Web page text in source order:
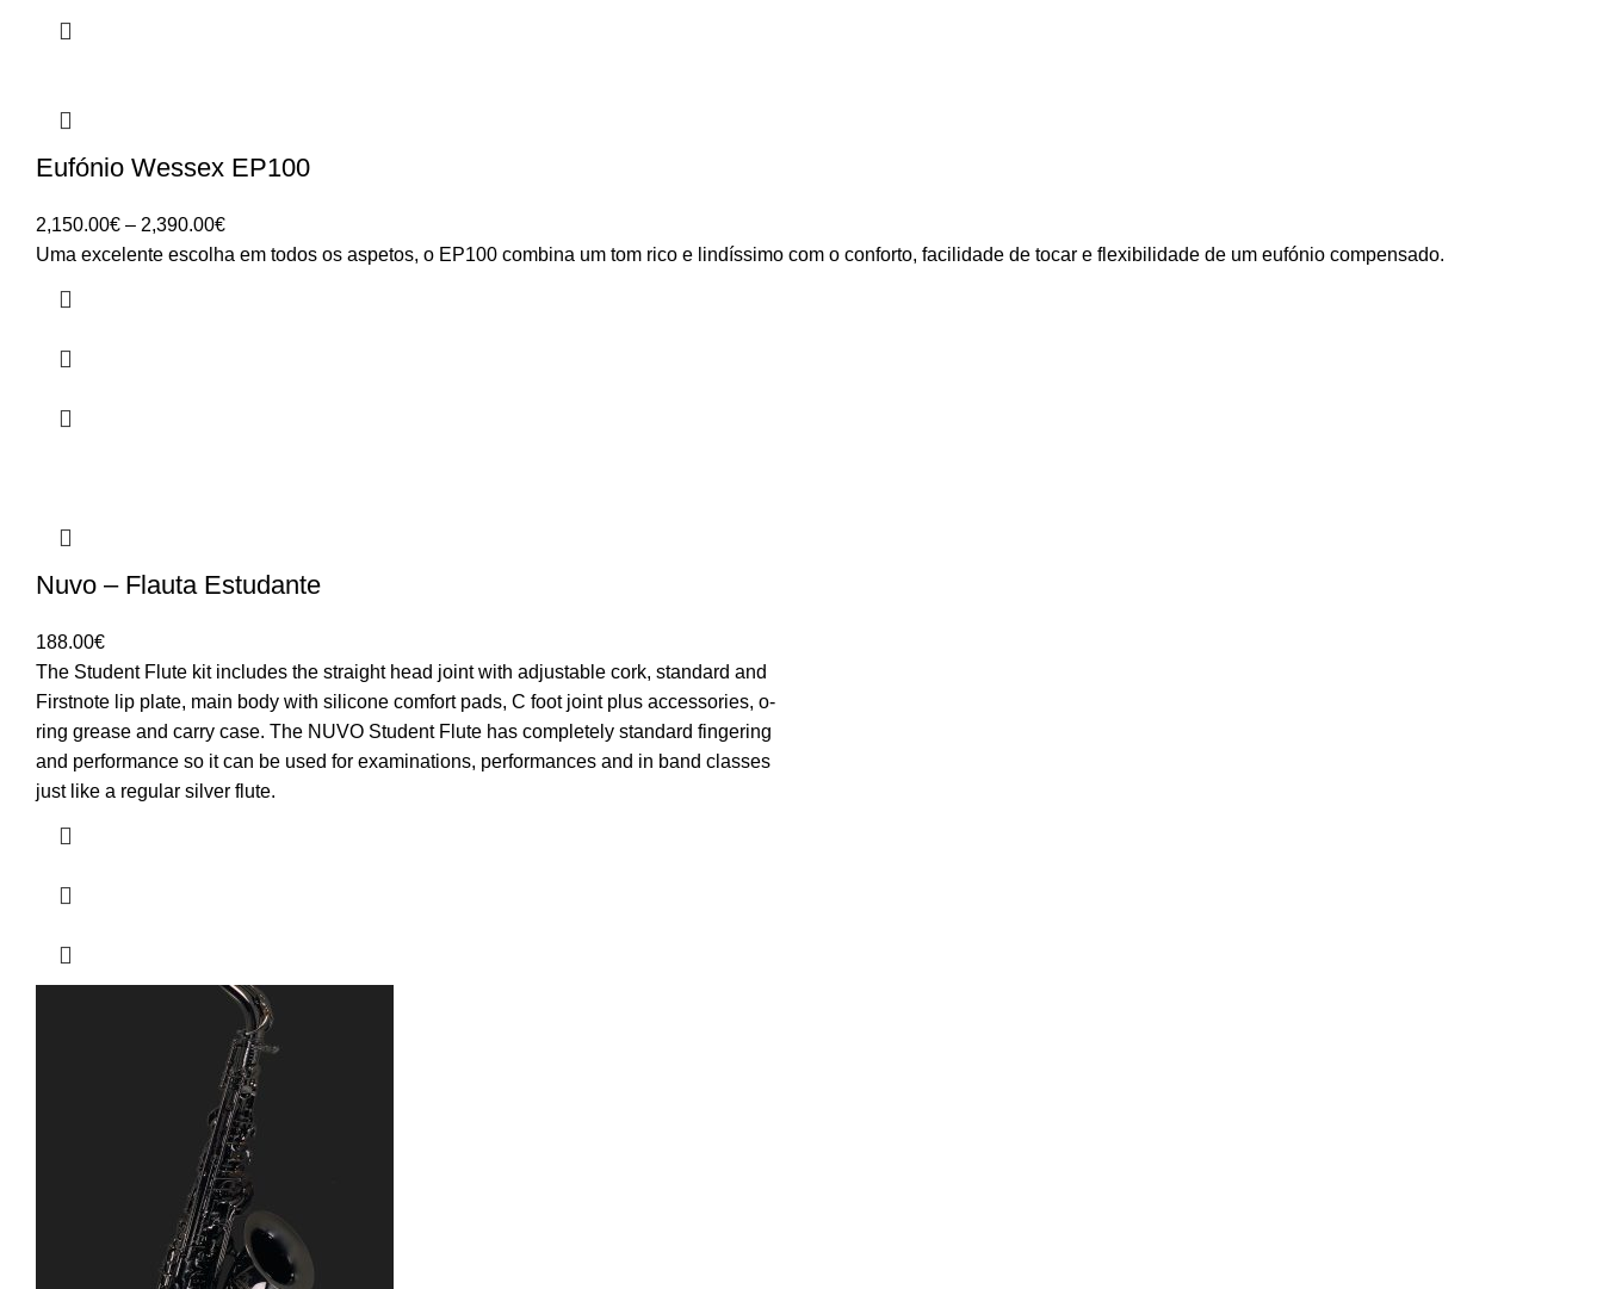
Eufónio Wessex EP100
2,150.00€ – 2,390.00€Price
range:
Uma excelente escolha em todos os aspetos, o EP100 combina um tom rico e lindíssimo com o conforto, facilidade de tocar e flexibilidade de um eufónio compensado.
Nuvo – Flauta Estudante
188.00€
The Student Flute kit includes the straight head joint with adjustable cork, standard and
Firstnote lip plate, main body with silicone comfort pads, C foot joint plus accessories, o-
ring grease and carry case. The NUVO Student Flute has completely standard fingering
and performance so it can be used for examinations, performances and in band classes
just like a regular silver flute.